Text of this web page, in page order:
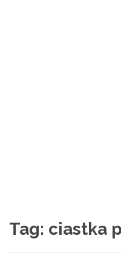
Tag: ciastka